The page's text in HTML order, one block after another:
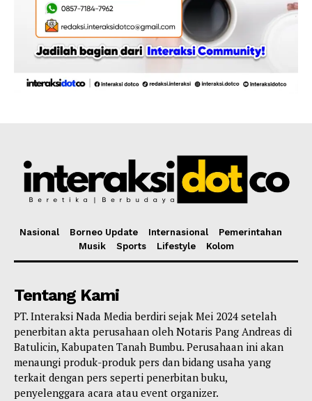
Nasional Borneo Update Internasional
Pemerintahan
Musik
Sports Lifestyle Kolom
Tentang Kami
PT. Interaksi Nada Media berdiri sejak Mei 2024 setelah
penerbitan akta perusahaan oleh Notaris Pang Andreas di
Batulicin, Kabupaten Tanah Bumbu. Perusahaan ini akan
menaungi produk-produk pers dan bidang usaha yang
terkait dengan pers seperti penerbitan buku,
penyelenggara acara atau event organizer.